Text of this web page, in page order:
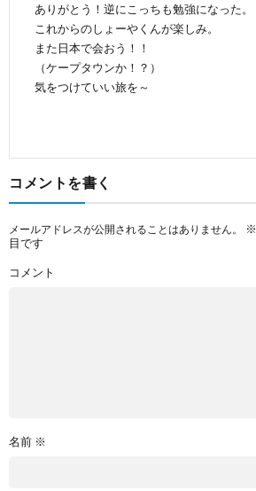
ありがとう！逆にこっちも勉強になった。
これからのしょーやくんが楽しみ。
また日本で会おう！！
（ケープタウンか！？）
気をつけていい旅を～
コメントを書く
メールアドレスが公開されることはありません。 ※
目です
コメント
名前 ※